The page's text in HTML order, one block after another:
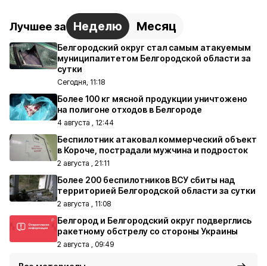
Лучшее за Неделю Месяц
Белгородский округ стал самым атакуемым
муниципалитетом Белгородской области за
сутки
Сегодня, 11:18
Более 100 кг мясной продукции уничтожено
на полигоне отходов в Белгороде
4 августа , 12:44
Беспилотник атаковал коммерческий объект
в Короче, пострадали мужчина и подросток
2 августа , 21:11
Более 200 беспилотников ВСУ сбиты над
территорией Белгородской области за сутки
2 августа , 11:08
Белгород и Белгородский округ подверглись
ракетному обстрелу со стороны Украины
2 августа , 09:49